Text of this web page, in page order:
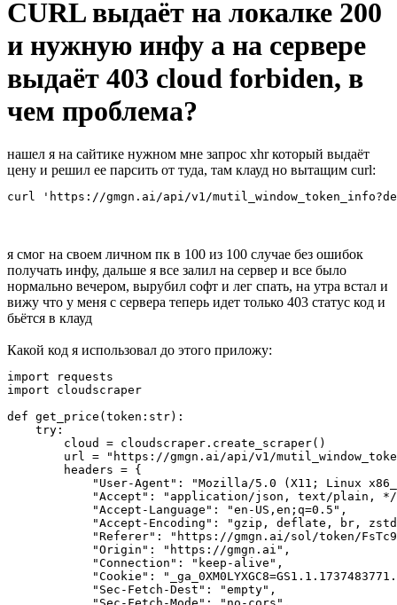
CURL выдаёт на локалке 200
и нужную инфу а на сервере
выдаёт 403 cloud forbiden, в
чем проблема?
нашел я на сайтике нужном мне запрос xhr который выдаёт
цену и решил ее парсить от туда, там клауд но вытащим curl:
curl 'https://gmgn.ai/api/v1/
я смог на своем личном пк в 100 из 100 случае без ошибок
получать инфу, дальше я все залил на сервер и все было
нормально вечером, вырубил софт и лег спать, на утра встал и
вижу что у меня с сервера теперь идет только 403 статус код и
бьётся в клауд
Какой код я использовал до этого приложу:
import requests
import cloudscraper
def get_price(token:str):
    try:
        cloud = cloudscraper.create_scraper()
url = "https://gmgn.ai/api/v1/
        headers = {
"User-Agent": "Mozilla/5.0 (X11; Linux
"Accept": "application/json, text/plain,
            "Accept-Language": "en-US,en;q=0.5",
"Accept-Encoding": "gzip, deflate, br,
"Referer": "https://gmgn.ai/sol/token/
            "Origin": "https://gmgn.ai",
            "Connection": "keep-alive",
"Cookie":
            "Sec-Fetch-Dest": "empty",